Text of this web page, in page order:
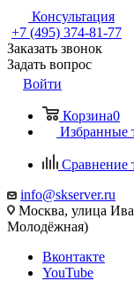
Консультация
+7 (495) 374-81-77
Заказать звонок
Задать вопрос
Войти
Корзина0
Избранные
Сравнение
info@skserver.ru
Москва, улица
Молодёжная)
Вконтакте
YouTube